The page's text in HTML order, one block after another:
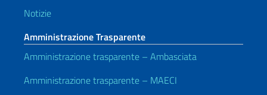
Notizie
Amministrazione Trasparente
Amministrazione trasparente – Ambasciata
Amministrazione trasparente – MAECI